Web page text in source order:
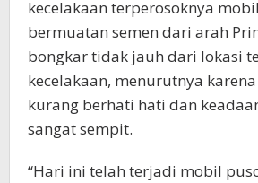
kecelakaan terperosoknya
bermuatan semen dari arah
bongkar tidak jauh dari lokasi
kecelakaan, menurutnya
kurang berhati hati dan
sangat sempit.
“Hari ini telah terjadi mobil